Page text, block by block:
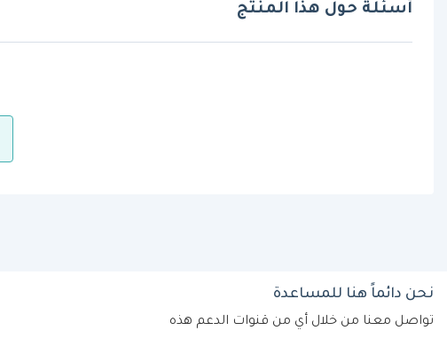
أسئلة حول هذا المنتج
نحن دائماً هنا للمساعدة
تواصل معنا من خلال أي من قنوات الدعم هذه